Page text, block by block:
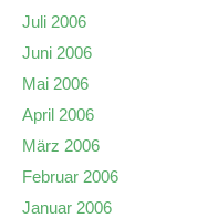
Juli 2006
Juni 2006
Mai 2006
April 2006
März 2006
Februar 2006
Januar 2006